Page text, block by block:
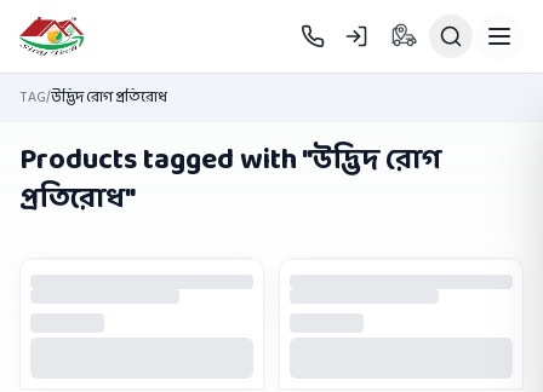
Skip to main content
TAG/উদ্ভিদ রোগ প্রতিরোধ
Products tagged with "উদ্ভিদ রোগ
প্রতিরোধ"